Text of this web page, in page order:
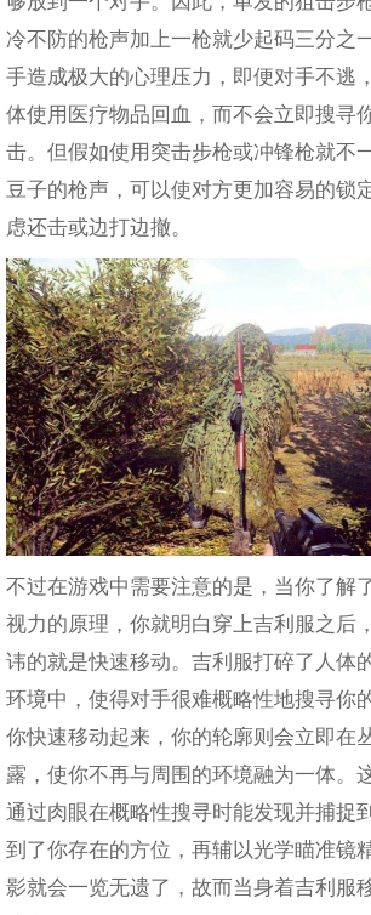
冷不防的枪声加上一枪就少起码三分之
手造成极大的心理压力，即便对手不逃
体使用医疗物品回血，而不会立即搜寻
击。但假如使用突击步枪或冲锋枪就不
豆子的枪声，可以使对方更加容易的锁
虑还击或边打边撤。
不过在游戏中需要注意的是，当你了解
视力的原理，你就明白穿上吉利服之后
讳的就是快速移动。吉利服打碎了人体
环境中，使得对手很难概略性地搜寻你
你快速移动起来，你的轮廓则会立即在
露，使你不再与周围的环境融为一体。
通过肉眼在概略性搜寻时能发现并捕捉
到了你存在的方位，再辅以光学瞄准镜
影就会一览无遗了，故而当身着吉利服